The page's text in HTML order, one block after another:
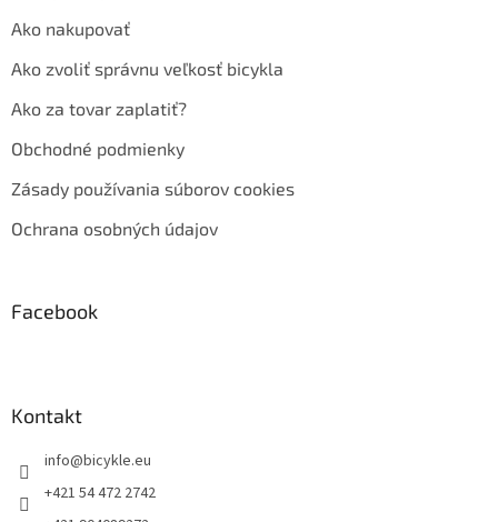
Ako nakupovať
Ako zvoliť správnu veľkosť bicykla
Ako za tovar zaplatiť?
Obchodné podmienky
Zásady používania súborov cookies
Ochrana osobných údajov
Facebook
Kontakt
info@bicykle.eu
+421 54 472 2742